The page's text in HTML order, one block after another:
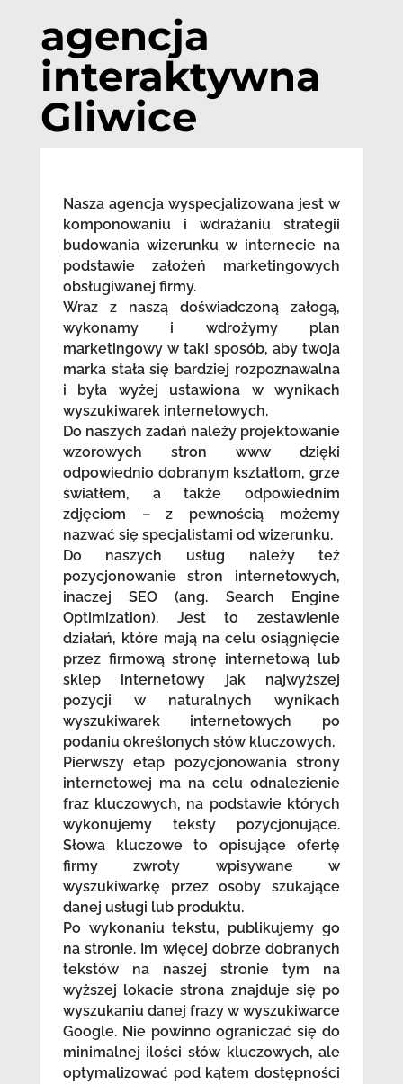
agencja
interaktywna
Gliwice
Nasza agencja wyspecjalizowana jest w
komponowaniu i wdrażaniu strategii
budowania wizerunku w internecie na
podstawie założeń marketingowych
obsługiwanej firmy.
Wraz z naszą doświadczoną załogą,
wykonamy i wdrożymy plan
marketingowy w taki sposób, aby twoja
marka stała się bardziej rozpoznawalna
i była wyżej ustawiona w wynikach
wyszukiwarek internetowych.
Do naszych zadań należy projektowanie
wzorowych stron www dzięki
odpowiednio dobranym kształtom, grze
światłem, a także odpowiednim
zdjęciom – z pewnością możemy
nazwać się specjalistami od wizerunku.
Do naszych usług należy też
pozycjonowanie stron internetowych,
inaczej SEO (ang. Search Engine
Optimization). Jest to zestawienie
działań, które mają na celu osiągnięcie
przez firmową stronę internetową lub
sklep internetowy jak najwyższej
pozycji w naturalnych wynikach
wyszukiwarek internetowych po
podaniu określonych słów kluczowych.
Pierwszy etap pozycjonowania strony
internetowej ma na celu odnalezienie
fraz kluczowych, na podstawie których
wykonujemy teksty pozycjonujące.
Słowa kluczowe to opisujące ofertę
firmy zwroty wpisywane w
wyszukiwarkę przez osoby szukające
danej usługi lub produktu.
Po wykonaniu tekstu, publikujemy go
na stronie. Im więcej dobrze dobranych
tekstów na naszej stronie tym na
wyższej lokacie strona znajduje się po
wyszukaniu danej frazy w wyszukiwarce
Google. Nie powinno ograniczać się do
minimalnej ilości słów kluczowych, ale
optymalizować pod kątem dostępności